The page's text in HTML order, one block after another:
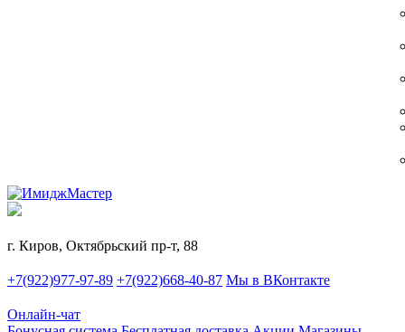
г. Киров, Октябрьский пр-т, 88
+7(922)977-97-89 +7(922)668-40-87 Мы в ВКонтакте
Онлайн-чат